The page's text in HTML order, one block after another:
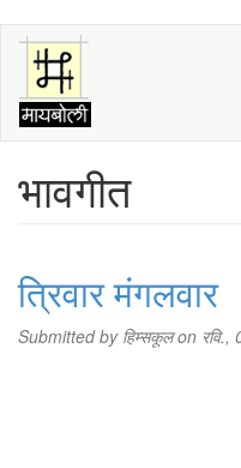
Skip
main
content
भावगीत
त्रिवार मंगलवार
Submitted by हिम्सकूलon रवि.,